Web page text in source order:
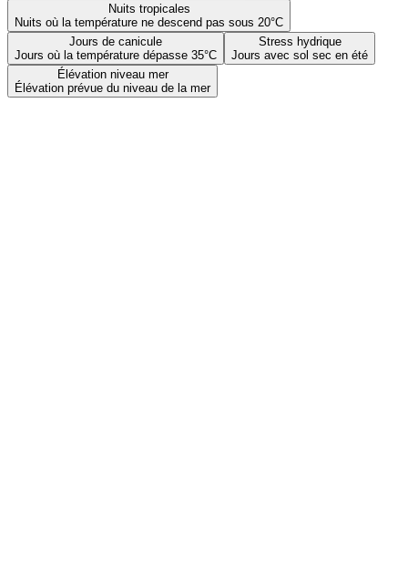
Nuits tropicales
Nuits où la température ne descend pas sous 20°C
Jours de canicule
Jours où la température dépasse 35°C
Stress hydrique
Jours avec sol sec en été
Élévation niveau mer
Élévation prévue du niveau de la mer